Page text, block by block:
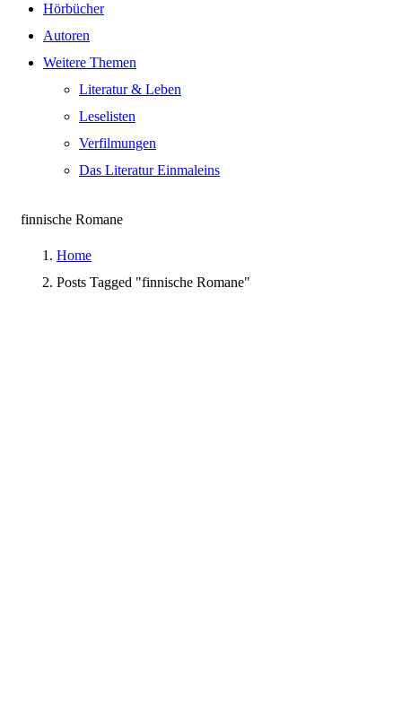
Hörbücher
Autoren
Weitere Themen
Literatur & Leben
Leselisten
Verfilmungen
Das Literatur Einmaleins
finnische Romane
Home
Posts Tagged "finnische Romane"